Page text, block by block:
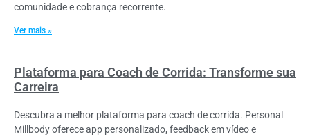
comunidade e cobrança recorrente.
Ver mais »
Plataforma para Coach de Corrida: Transforme sua
Carreira
Descubra a melhor plataforma para coach de corrida. Personal
Millbody oferece app personalizado, feedback em vídeo e